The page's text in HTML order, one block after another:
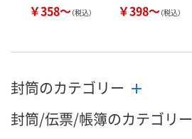
￥358～（税込） ￥398～（税込）
封筒のカテゴリー
封筒/伝票/帳簿のカテゴリー